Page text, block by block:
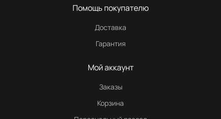
Помощь покупателю
Доставка
Гарантия
Мой аккаунт
Заказы
Корзина